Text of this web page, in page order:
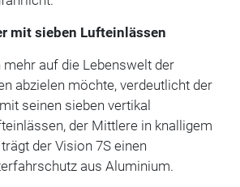
mit sieben Lufteinlässen
mehr auf die Lebenswelt der
abzielen möchte, verdeutlicht der
seinen sieben vertikal
der Mittlere in knalligem
der Vision 7S einen
aus Aluminium.